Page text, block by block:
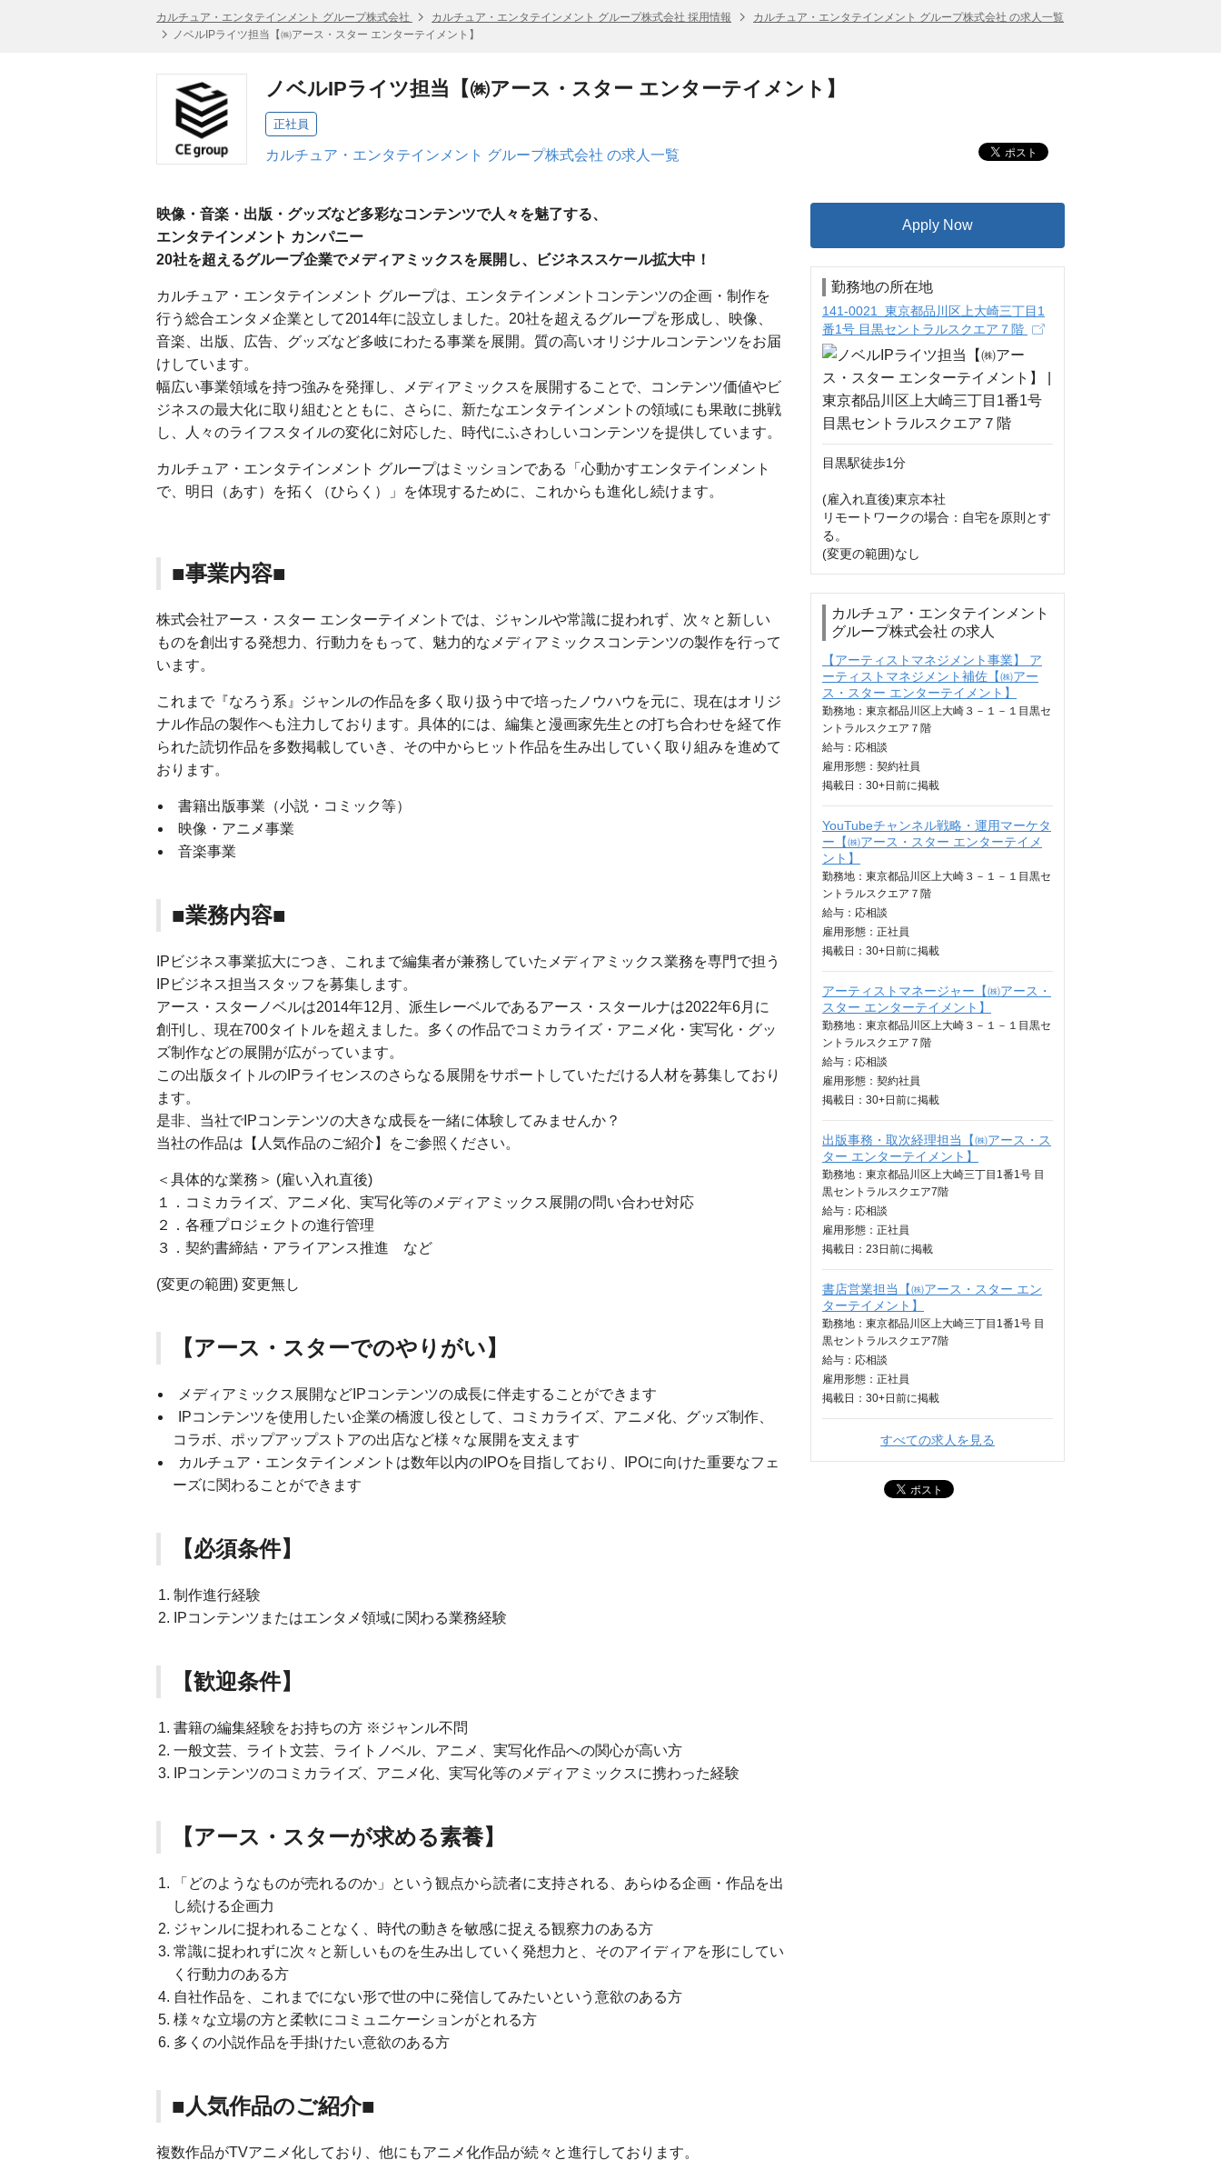
カルチュア・エンタテインメント グループ株式会社 カルチュア・エンタテインメント グループ株式会社 採用情報
カルチュア・エンタテインメント グループ株式会社 の求人一覧
ノベルIPライツ担当【㈱アース・スター エンターテイメント】
ノベルIPライツ担当【㈱アース・スター エンターテイメント】
正社員
カルチュア・エンタテインメント グループ株式会社 の求人一覧
映像・音楽・出版・グッズなど多彩なコンテンツで人々を魅了する、
エンタテインメント カンパニー
20社を超えるグループ企業でメディアミックスを展開し、ビジネススケール拡大中！
カルチュア・エンタテインメント グループは、エンタテインメントコンテンツの企画・制作を
行う総合エンタメ企業として2014年に設立しました。20社を超えるグループを形成し、映像、
音楽、出版、広告、グッズなど多岐にわたる事業を展開。質の高いオリジナルコンテンツをお届
けしています。
幅広い事業領域を持つ強みを発揮し、メディアミックスを展開することで、コンテンツ価値やビ
ジネスの最大化に取り組むとともに、さらに、新たなエンタテインメントの領域にも果敢に挑戦
し、人々のライフスタイルの変化に対応した、時代にふさわしいコンテンツを提供しています。
カルチュア・エンタテインメント グループはミッションである「心動かすエンタテインメント
で、明日（あす）を拓く（ひらく）」を体現するために、これからも進化し続けます。
■事業内容■
株式会社アース・スター エンターテイメントでは、ジャンルや常識に捉われず、次々と新しい
ものを創出する発想力、行動力をもって、魅力的なメディアミックスコンテンツの製作を行って
います。
これまで『なろう系』ジャンルの作品を多く取り扱う中で培ったノウハウを元に、現在はオリジ
ナル作品の製作へも注力しております。具体的には、編集と漫画家先生との打ち合わせを経て作
られた読切作品を多数掲載していき、その中からヒット作品を生み出していく取り組みを進めて
おります。
書籍出版事業（小説・コミック等）
映像・アニメ事業
音楽事業
■業務内容■
IPビジネス事業拡大につき、これまで編集者が兼務していたメディアミックス業務を専門で担う
IPビジネス担当スタッフを募集します。
アース・スターノベルは2014年12月、派生レーベルであるアース・スタールナは2022年6月に
創刊し、現在700タイトルを超えました。多くの作品でコミカライズ・アニメ化・実写化・グッ
ズ制作などの展開が広がっています。
この出版タイトルのIPライセンスのさらなる展開をサポートしていただける人材を募集しており
ます。
是非、当社でIPコンテンツの大きな成長を一緒に体験してみませんか？
当社の作品は【人気作品のご紹介】をご参照ください。
＜具体的な業務＞ (雇い入れ直後)
１．コミカライズ、アニメ化、実写化等のメディアミックス展開の問い合わせ対応
２．各種プロジェクトの進行管理
３．契約書締結・アライアンス推進 など
(変更の範囲) 変更無し
【アース・スターでのやりがい】
メディアミックス展開などIPコンテンツの成長に伴走することができます
IPコンテンツを使用したい企業の橋渡し役として、コミカライズ、アニメ化、グッズ制作、
コラボ、ポップアップストアの出店など様々な展開を支えます
カルチュア・エンタテインメントは数年以内のIPOを目指しており、IPOに向けた重要なフェ
ーズに関わることができます
【必須条件】
制作進行経験
IPコンテンツまたはエンタメ領域に関わる業務経験
【歓迎条件】
書籍の編集経験をお持ちの方 ※ジャンル不問
一般文芸、ライト文芸、ライトノベル、アニメ、実写化作品への関心が高い方
IPコンテンツのコミカライズ、アニメ化、実写化等のメディアミックスに携わった経験
【アース・スターが求める素養】
「どのようなものが売れるのか」という観点から読者に支持される、あらゆる企画・作品を出
し続ける企画力
ジャンルに捉われることなく、時代の動きを敏感に捉える観察力のある方
常識に捉われずに次々と新しいものを生み出していく発想力と、そのアイディアを形にしてい
く行動力のある方
自社作品を、これまでにない形で世の中に発信してみたいという意欲のある方
様々な立場の方と柔軟にコミュニケーションがとれる方
多くの小説作品を手掛けたい意欲のある方
■人気作品のご紹介■
複数作品がTVアニメ化しており、他にもアニメ化作品が続々と進行しております。
Apply Now
勤務地の所在地
141-0021 東京都品川区上大崎三丁目1
番1号 目黒セントラルスクエア７階
目黒駅徒歩1分
(雇入れ直後)東京本社
リモートワークの場合：自宅を原則とす
る。
(変更の範囲)なし
カルチュア・エンタテインメント
グループ株式会社 の求人
【アーティストマネジメント事業】 ア
ーティストマネジメント補佐【㈱アー
ス・スター エンターテイメント】
勤務地：東京都品川区上大崎３－１－１目黒セ
ントラルスクエア７階
給与： 応相談
雇用形態：契約社員
掲載日： 30+日 前に掲載
YouTubeチャンネル戦略・運用マーケタ
ー【㈱アース・スター エンターテイメ
ント】
勤務地：東京都品川区上大崎３－１－１目黒セ
ントラルスクエア７階
給与： 応相談
雇用形態：正社員
掲載日： 30+日 前に掲載
アーティストマネージャー【㈱アース・
スター エンターテイメント】
勤務地：東京都品川区上大崎３－１－１目黒セ
ントラルスクエア７階
給与： 応相談
雇用形態：契約社員
掲載日： 30+日 前に掲載
出版事務・取次経理担当【㈱アース・ス
ター エンターテイメント】
勤務地：東京都品川区上大崎三丁目1番1号 目
黒セントラルスクエア7階
給与： 応相談
雇用形態：正社員
掲載日： 23日 前に掲載
書店営業担当【㈱アース・スター エン
ターテイメント】
勤務地：東京都品川区上大崎三丁目1番1号 目
黒セントラルスクエア7階
給与： 応相談
雇用形態：正社員
掲載日： 30+日 前に掲載
すべての求人を見る